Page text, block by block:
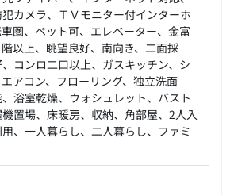
カメラ、ＴＶモニター付インターホ
圏、ペット可、エレベーター、金富
以上、眺望良好、南向き、二面採
コンロ二口以上、ガスキッチン、シ
アコン、フローリング、独立洗面
浴室乾燥、ウォシュレット、バスト
置場、床暖房、収納、角部屋、2人入
、一人暮らし、二人暮らし、ファミ